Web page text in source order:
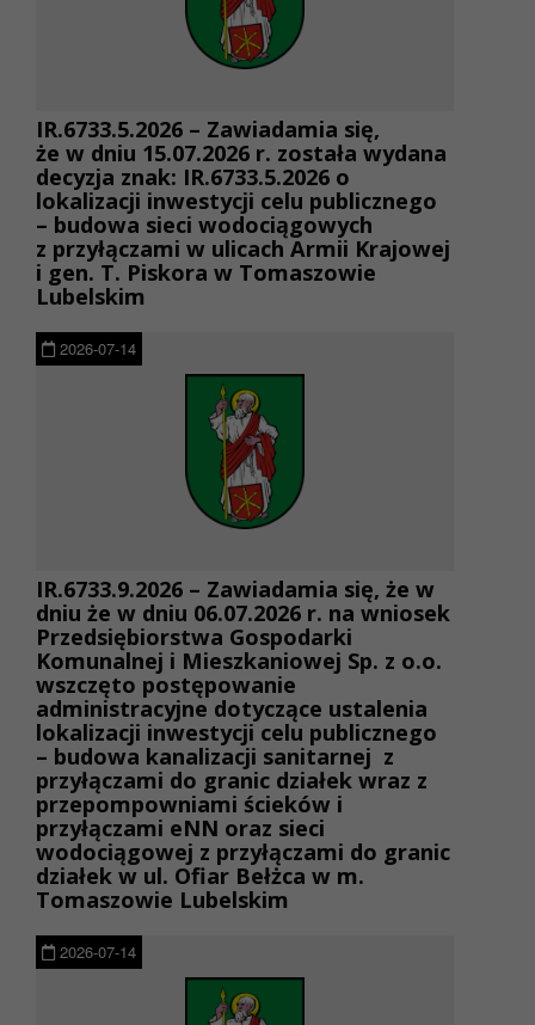
IR.6733.5.2026 – Zawiadamia się,
że w dniu 15.07.2026 r. została wydana
decyzja znak: IR.6733.5.2026 o
lokalizacji inwestycji celu publicznego
– budowa sieci wodociągowych
z przyłączami w ulicach Armii Krajowej
i gen. T. Piskora w Tomaszowie
Lubelskim
2026-07-14
IR.6733.9.2026 – Zawiadamia się, że w
dniu że w dniu 06.07.2026 r. na wniosek
Przedsiębiorstwa Gospodarki
Komunalnej i Mieszkaniowej Sp. z o.o.
wszczęto postępowanie
administracyjne dotyczące ustalenia
lokalizacji inwestycji celu publicznego
– budowa kanalizacji sanitarnej z
przyłączami do granic działek wraz z
przepompowniami ścieków i
przyłączami eNN oraz sieci
wodociągowej z przyłączami do granic
działek w ul. Ofiar Bełżca w m.
Tomaszowie Lubelskim
2026-07-14